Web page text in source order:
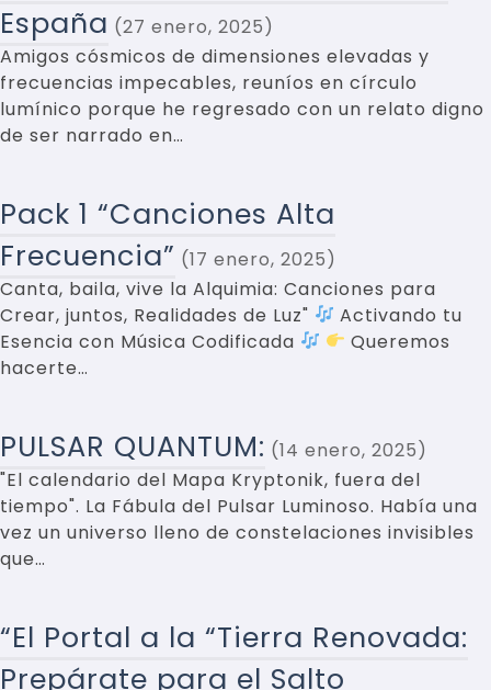
España
27 enero, 2025
Amigos cósmicos de dimensiones elevadas y
frecuencias impecables, reuníos en círculo
lumínico porque he regresado con un relato digno
de ser narrado en…
Pack 1 “Canciones Alta
Frecuencia”
17 enero, 2025
Canta, baila, vive la Alquimia: Canciones para
Crear, juntos, Realidades de Luz"
Activando tu
Esencia con Música Codificada
Queremos
hacerte…
PULSAR QUANTUM:
14 enero, 2025
"El calendario del Mapa Kryptonik, fuera del
tiempo". La Fábula del Pulsar Luminoso. Había una
vez un universo lleno de constelaciones invisibles
que…
“El Portal a la “Tierra Renovada:
Prepárate para el Salto